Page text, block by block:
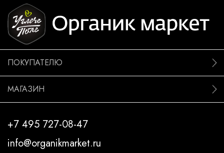
ПОКУПАТЕЛЮ
МАГАЗИН
+7 495 727-08-47
info@organikmarket.ru